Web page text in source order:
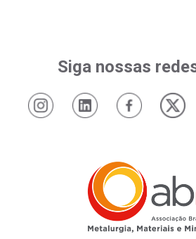
Siga nossas